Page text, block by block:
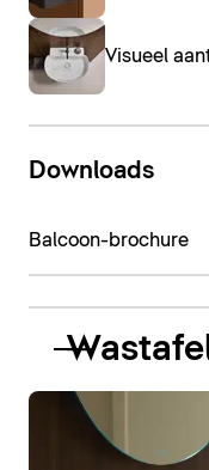
Visueel
Downloads
Balcoon-brochure